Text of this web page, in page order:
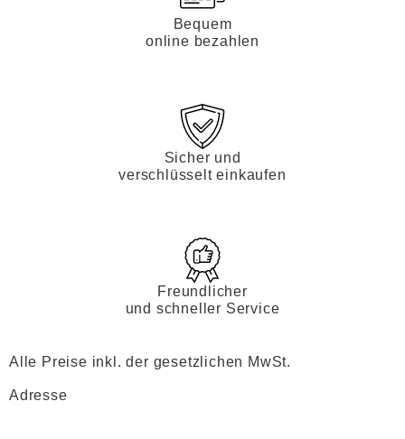
Bequem
online bezahlen
Sicher und
verschlüsselt einkaufen
Freundlicher
und schneller Service
Alle Preise inkl. der gesetzlichen MwSt.
Adresse